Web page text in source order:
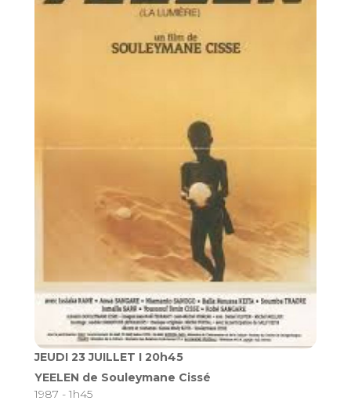
JEUDI 23 JUILLET I 20h45
YEELEN de Souleymane Cissé
1987 - 1h45